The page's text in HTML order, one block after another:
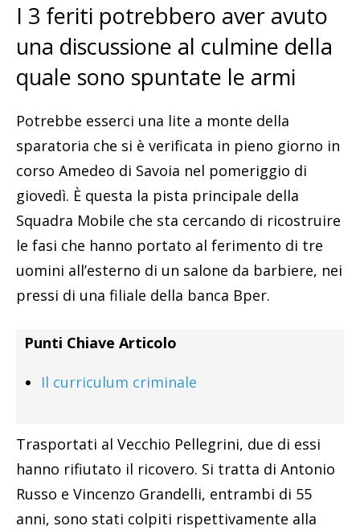
I 3 feriti potrebbero aver avuto
una discussione al culmine della
quale sono spuntate le armi
Potrebbe esserci una lite a monte della
sparatoria che si è verificata in pieno giorno in
corso Amedeo di Savoia nel pomeriggio di
giovedì. È questa la pista principale della
Squadra Mobile che sta cercando di ricostruire
le fasi che hanno portato al ferimento di tre
uomini all’esterno di un salone da barbiere, nei
pressi di una filiale della banca Bper.
Punti Chiave Articolo
Il curriculum criminale
Trasportati al Vecchio Pellegrini, due di essi
hanno rifiutato il ricovero. Si tratta di Antonio
Russo e Vincenzo Grandelli, entrambi di 55
anni, sono stati colpiti rispettivamente alla